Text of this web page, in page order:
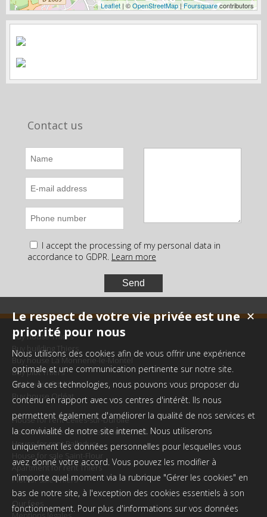
Leaflet | ©OpenStreetMap|Foursquarecontributors
Contact us
I accept the processing of my personal data in
accordance to GDPR. Learn more
Buy house Thiers
Buy building Thiers
Buy house La Monnerie-le-Montel
Buy plot Thiers
Buy house Paslières
Buy house Orléat
House for rent Celles-sur-Durolle
House for sale La Monnerie-le-Montel
House for rent Palladuc
House for sale Saint-Flour
Apartment for rent Thiers
Plot for sale Thiers
Our fees
✕
Le respect de votre vie privée est une
priorité pour nous
Nous utilisons des cookies afin de vous offrir une expérience
optimale et une communication pertinente sur notre site.
Grace à ces technologies, nous pouvons vous proposer du
contenu en rapport avec vos centres d'intérêt. Ils nous
permettent également d'améliorer la qualité de nos services et
la convivialité de notre site internet. Nous utiliserons
uniquement les données personnelles pour lesquelles vous
avez donné votre accord. Vous pouvez les modifier à
n'importe quel moment via la rubrique "Gérer les cookies" en
bas de notre site, à l'exception des cookies essentiels à son
fonctionnement. Pour plus d'informations sur vos données